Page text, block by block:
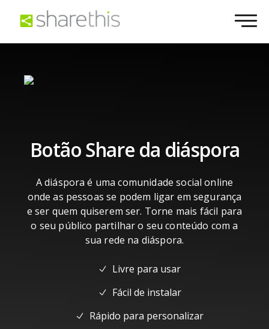
Botão Share da diáspora
A diáspora é uma comunidade social online
onde as pessoas se podem ligar em segurança
e ser quem quiserem ser. Torne mais fácil para
o seu público partilhar o seu conteúdo com a
sua rede na diáspora.
Livre para usar
Fácil de instalar
Rápido para personalizar